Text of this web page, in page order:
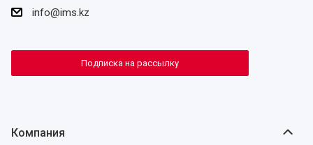
info@ims.kz
Подписка на рассылку
Компания